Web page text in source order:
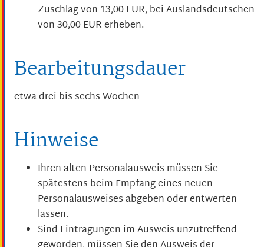
Zuschlag von 13,00 EUR, bei Auslandsdeutschen
von 30,00 EUR erheben.
Bearbeitungsdauer
etwa drei bis sechs Wochen
Hinweise
Ihren alten Personalausweis müssen Sie
spätestens beim Empfang eines neuen
Personalausweises abgeben oder entwerten
lassen.
Sind Eintragungen im Ausweis unzutreffend